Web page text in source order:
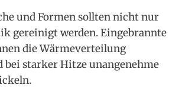
und Formen sollten nicht nur
gereinigt werden. Eingebrannte
die Wärmeverteilung
bei starker Hitze unangenehme